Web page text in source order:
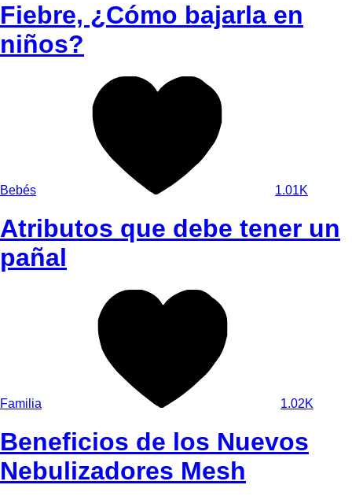
Fiebre, ¿Cómo bajarla en
niños?
Bebés 1.01K
Atributos que debe tener un
pañal
Familia 1.02K
Beneficios de los Nuevos
Nebulizadores Mesh